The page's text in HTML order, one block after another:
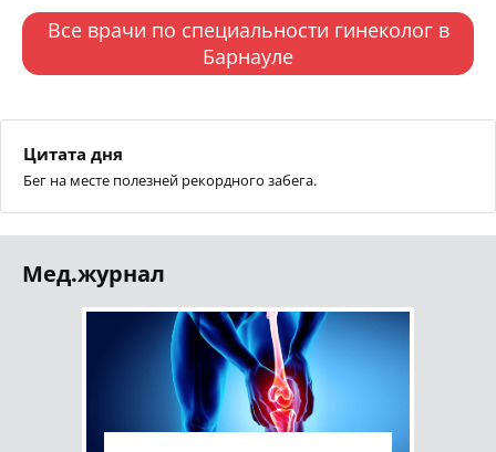
Все врачи по специальности гинеколог в
Барнауле
Цитата дня
Бег на месте полезней рекордного забега.
Мед.журнал